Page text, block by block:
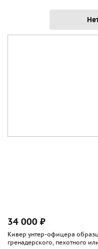
34 000 ₽
Кивер унтер-офицера
гренадерского, пехотного